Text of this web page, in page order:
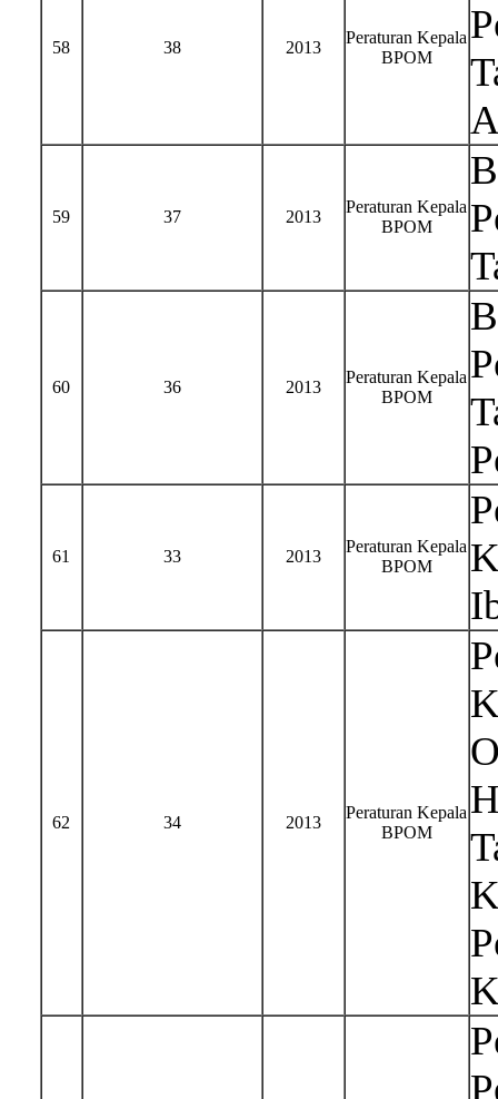
58 38 2013
Peraturan Kepala
BPOM
59 37 2013
Peraturan Kepala
BPOM
60 36 2013
Peraturan Kepala
BPOM
61 33 2013
Peraturan Kepala
BPOM
62 34 2013
Peraturan Kepala
BPOM